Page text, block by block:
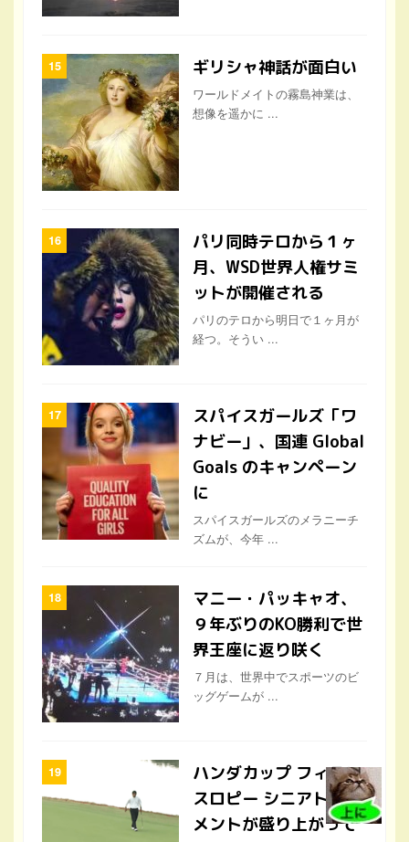
ギリシャ神話が面白い
ワールドメイトの霧島神業は、
想像を遥かに ...
パリ同時テロから１ヶ
月、WSD世界人権サミ
ットが開催される
パリのテロから明日で１ヶ月が
経つ。そうい ...
スパイスガールズ「ワ
ナビー」、国連 Global
Goals のキャンペーン
に
スパイスガールズのメラニーチ
ズムが、今年 ...
マニー・パッキャオ、
９年ぶりのKO勝利で世
界王座に返り咲く
７月は、世界中でスポーツのビ
ッグゲームが ...
ハンダカップ フィラン
スロピー シニアトーナ
メントが盛り上がって